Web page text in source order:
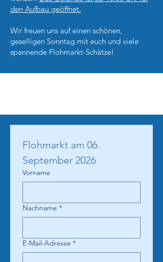
den Aufbau geöffnet.
Wir freuen uns auf einen schönen,
geselligen Sonntag mit euch und viele
spannende Flohmarkt-Schätze!
Flohmarkt am 06.
September 2026
Vorname
Nachname *
E-Mail-Adresse *